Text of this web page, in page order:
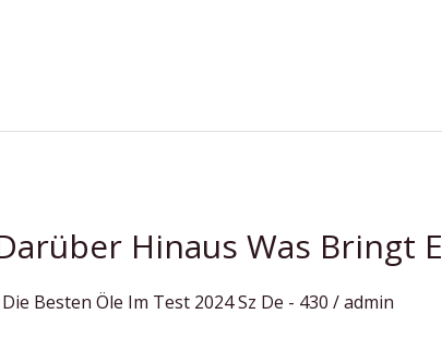
Hinaus Was Bringt
Besten Öle Im Test 2024 Sz De - 430 /admin